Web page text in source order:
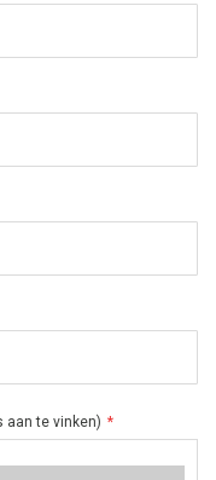
aan te vinken)